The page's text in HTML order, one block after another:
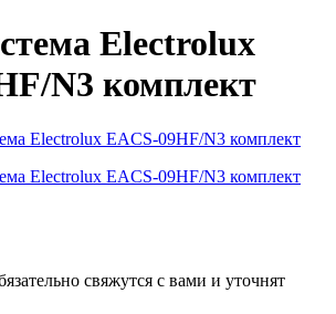
Electrolux
N3 комплект
свяжутся с вами и уточнят